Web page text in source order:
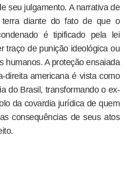
seu julgamento. A narrativa de
terra diante do fato de que o
é tipificado pela lei
traço de punição ideológica ou
humanos. A proteção ensaiada
direita americana é vista como
do Brasil, transformando o ex-
da covardia jurídica de quem
consequências de seus atos